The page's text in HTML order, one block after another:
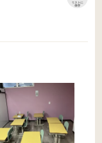
リストに
保存